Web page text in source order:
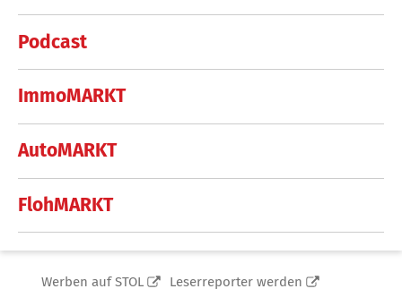
Podcast
ImmoMARKT
AutoMARKT
FlohMARKT
Werben auf STOL
Leserreporter werden